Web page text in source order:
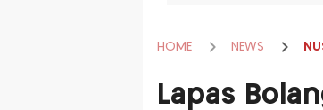
HOME NEWS
Lapas